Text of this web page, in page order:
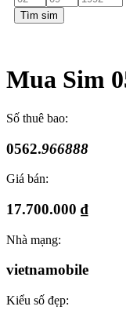
Tìm sim
Mua Sim
Số thuê bao:
0562.966888
Giá bán:
17.700.000 ₫
Nhà mạng:
vietnamobile
Kiểu số đẹp: